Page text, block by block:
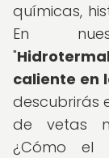
químicas,
En
"
caliente en
descubrirás
de vetas
¿Cómo el